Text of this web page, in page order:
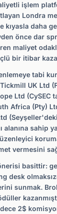
işlem
Londra
kıyasla daha
önce dar
maliyet
bir itibar
tabi
UK Ltd
Ltd (CySEC
Africa (Pty)
alanına sahip
vermesini
basittir:
desk
sunmak.
2$